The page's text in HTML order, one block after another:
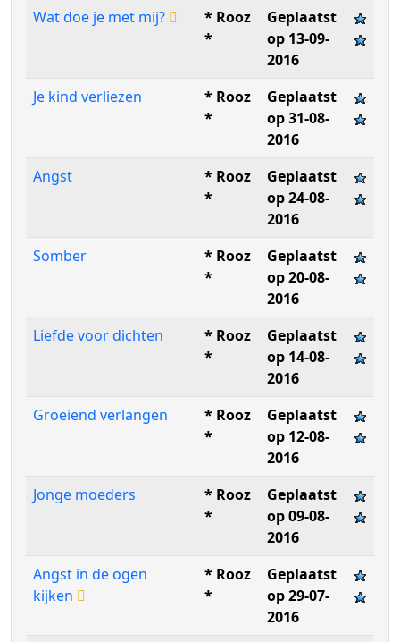
Wat doe je met mij?
* Rooz
*
Geplaatst
op 13-09-
2016
Je kind verliezen
* Rooz
*
Geplaatst
op 31-08-
2016
Angst
* Rooz
*
Geplaatst
op 24-08-
2016
Somber
* Rooz
*
Geplaatst
op 20-08-
2016
Liefde voor dichten
* Rooz
*
Geplaatst
op 14-08-
2016
Groeiend verlangen
* Rooz
*
Geplaatst
op 12-08-
2016
Jonge moeders
* Rooz
*
Geplaatst
op 09-08-
2016
Angst in de ogen
kijken
* Rooz
*
Geplaatst
op 29-07-
2016